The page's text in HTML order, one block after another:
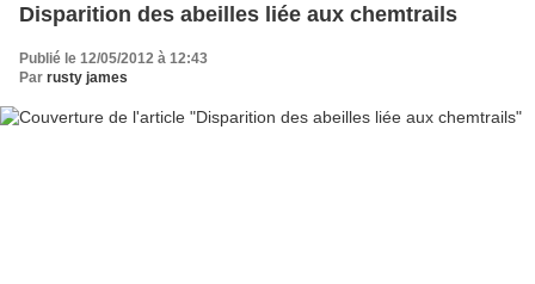
Disparition des abeilles liée aux chemtrails
Publié le 12/05/2012 à 12:43
Par rusty james